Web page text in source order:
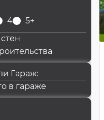
4
5+
Гараж:
в гараже